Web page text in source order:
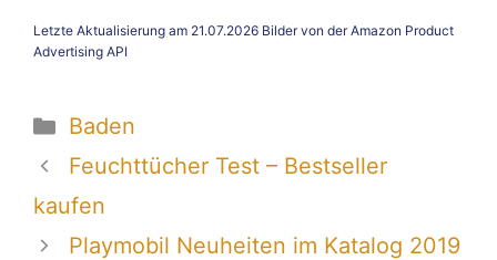
Letzte Aktualisierung am 21.07.2026 Bilder von der Amazon Product
Advertising API
Kategorien
Baden
Feuchttücher Test – Bestseller
kaufen
Playmobil Neuheiten im Katalog 2019